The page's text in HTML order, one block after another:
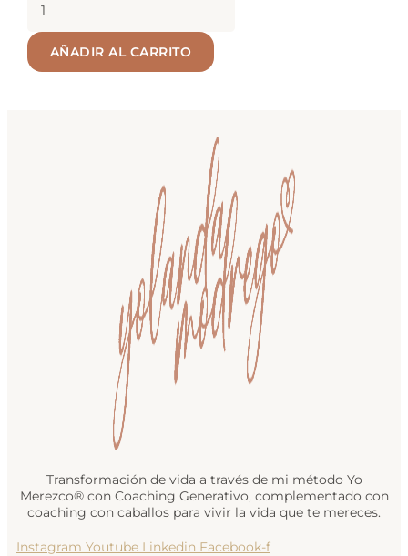
AÑADIR AL CARRITO
Transformación de vida a través de mi método Yo
Merezco® con Coaching Generativo, complementado con
coaching con caballos para vivir la vida que te mereces.
Instagram Youtube Linkedin Facebook-f